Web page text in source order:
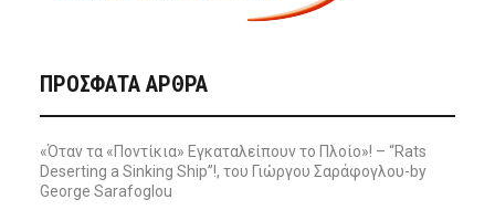
ΠΡΌΣΦΑΤΑ ΆΡΘΡΑ
«Όταν τα «Ποντίκια» Εγκαταλείπουν το Πλοίο»! – “Rats
Deserting a Sinking Ship”!, του Γιώργου Σαράφογλου-by
George Sarafoglou